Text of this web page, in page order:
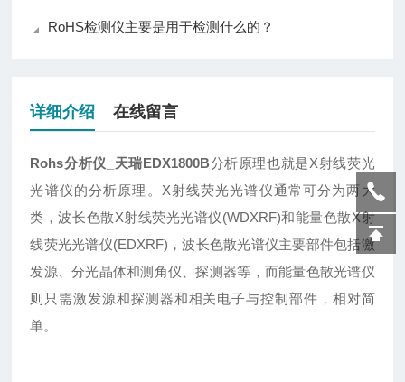
RoHS检测仪主要是用于检测什么的？
详细介绍 在线留言
Rohs分析仪_天瑞EDX1800B分析原理也就是X射线荧光
光谱仪的分析原理。X射线荧光光谱仪通常可分为两大
类，波长色散X射线荧光光谱仪(WDXRF)和能量色散X射
线荧光光谱仪(EDXRF)，波长色散光谱仪主要部件包括激
发源、分光晶体和测角仪、探测器等，而能量色散光谱仪
则只需激发源和探测器和相关电子与控制部件，相对简
单。